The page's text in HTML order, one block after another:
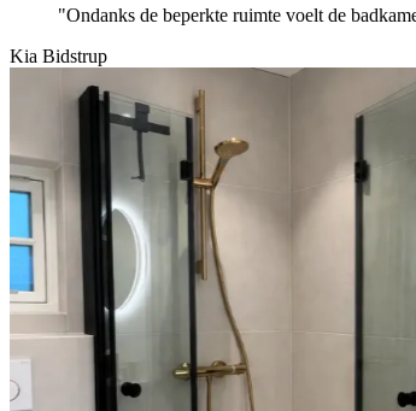
"Ondanks de beperkte ruimte voelt de
Kia Bidstrup